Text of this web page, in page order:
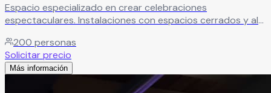
Espacio especializado en crear celebraciones
espectaculares. Instalaciones con espacios cerrados y al
personalizados de calidad.
200 personas
Solicitar precio
Más información